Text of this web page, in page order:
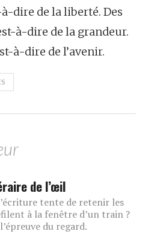
dire de la liberté. Des
à-dire de la grandeur.
à-dire de l’avenir.
de l’œil
tente de retenir les
à la fenêtre d’un train ?
du regard.